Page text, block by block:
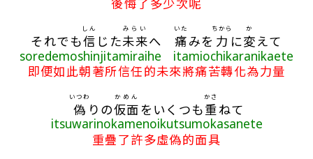
それでも信
しん
じた未来
みらい
へ 痛
いた
みを 力
ちから
に変
か
えて
soredemoshinjitamiraihe itamiochikaranikaete
即便如此朝著所信任的未來將痛苦轉化為力量
偽
いつわ
りの仮面
かめん
をいくつも重
かさ
ねて
itsuwarinokamenoikutsumokasanete
重疊了許多虛偽的面具